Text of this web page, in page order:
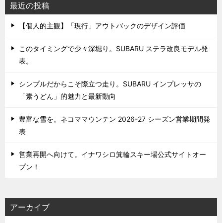
最近の投稿
【個人的主観】「現行」アウトバックのデザイン評価
このタイミングで少々深堀り。SUBARU ステラ改良モデル発
表。
シンプルだからこそ際立つ走り。SUBARU インプレッサの
「素うどん」的魅力と最新動向
豊富な雪を。ネコママウンテン 2026-27 シーズン営業期間発
表
営業再開へ向けて。イナワシロ箕輪スキー場公式サイトオー
プン！
アーカイブ